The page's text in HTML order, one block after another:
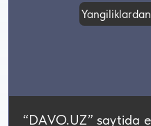
“DAVO.UZ” saytida